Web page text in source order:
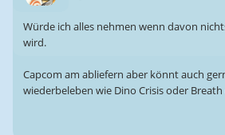
Würde ich alles nehmen wenn davon
wird.
Capcom am abliefern aber könnt auch
wiederbeleben wie Dino Crisis oder Breath